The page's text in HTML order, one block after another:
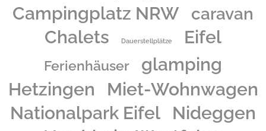
Campingplatz NRW caravan
Chalets Dauerstellplätze Eifel
Ferienhäuser
glamping
Hetzingen
Miet-Wohnwagen
Nationalpark Eifel
Nideggen